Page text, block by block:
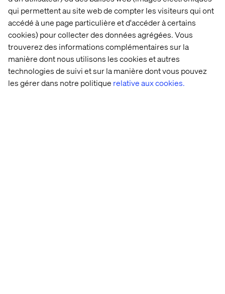
qui permettent au site web de compter les visiteurs qui ont
accédé à une page particulière et d'accéder à certains
cookies) pour collecter des données agrégées. Vous
trouverez des informations complémentaires sur la
manière dont nous utilisons les cookies et autres
technologies de suivi et sur la manière dont vous pouvez
les gérer dans notre politique relative aux cookies.